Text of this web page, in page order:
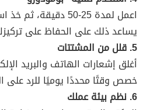
اعمل لمدة 25-50 دقيقة، ثم خذ استراحة قصيرة (5-10 دقائق).
يساعد ذلك على الحفاظ على
5. قلل من المشتتات
أغلق إشعارات الهاتف والبريد
خصص وقتًا محددًا يوميًا للرد على
6. نظم بيئة عملك